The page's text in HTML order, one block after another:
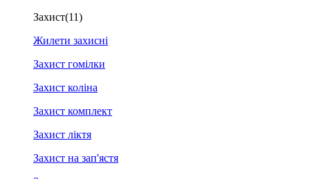
Захист(11)
Жилети захисні
Захист гомілки
Захист коліна
Захист комплект
Захист ліктя
Захист на зап'ястя